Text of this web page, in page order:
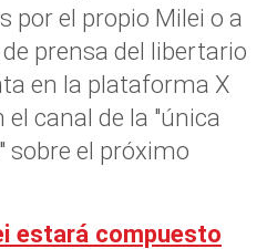
por el propio Milei o a
prensa del libertario
en la plataforma X
canal de la "única
el próximo
estará compuesto